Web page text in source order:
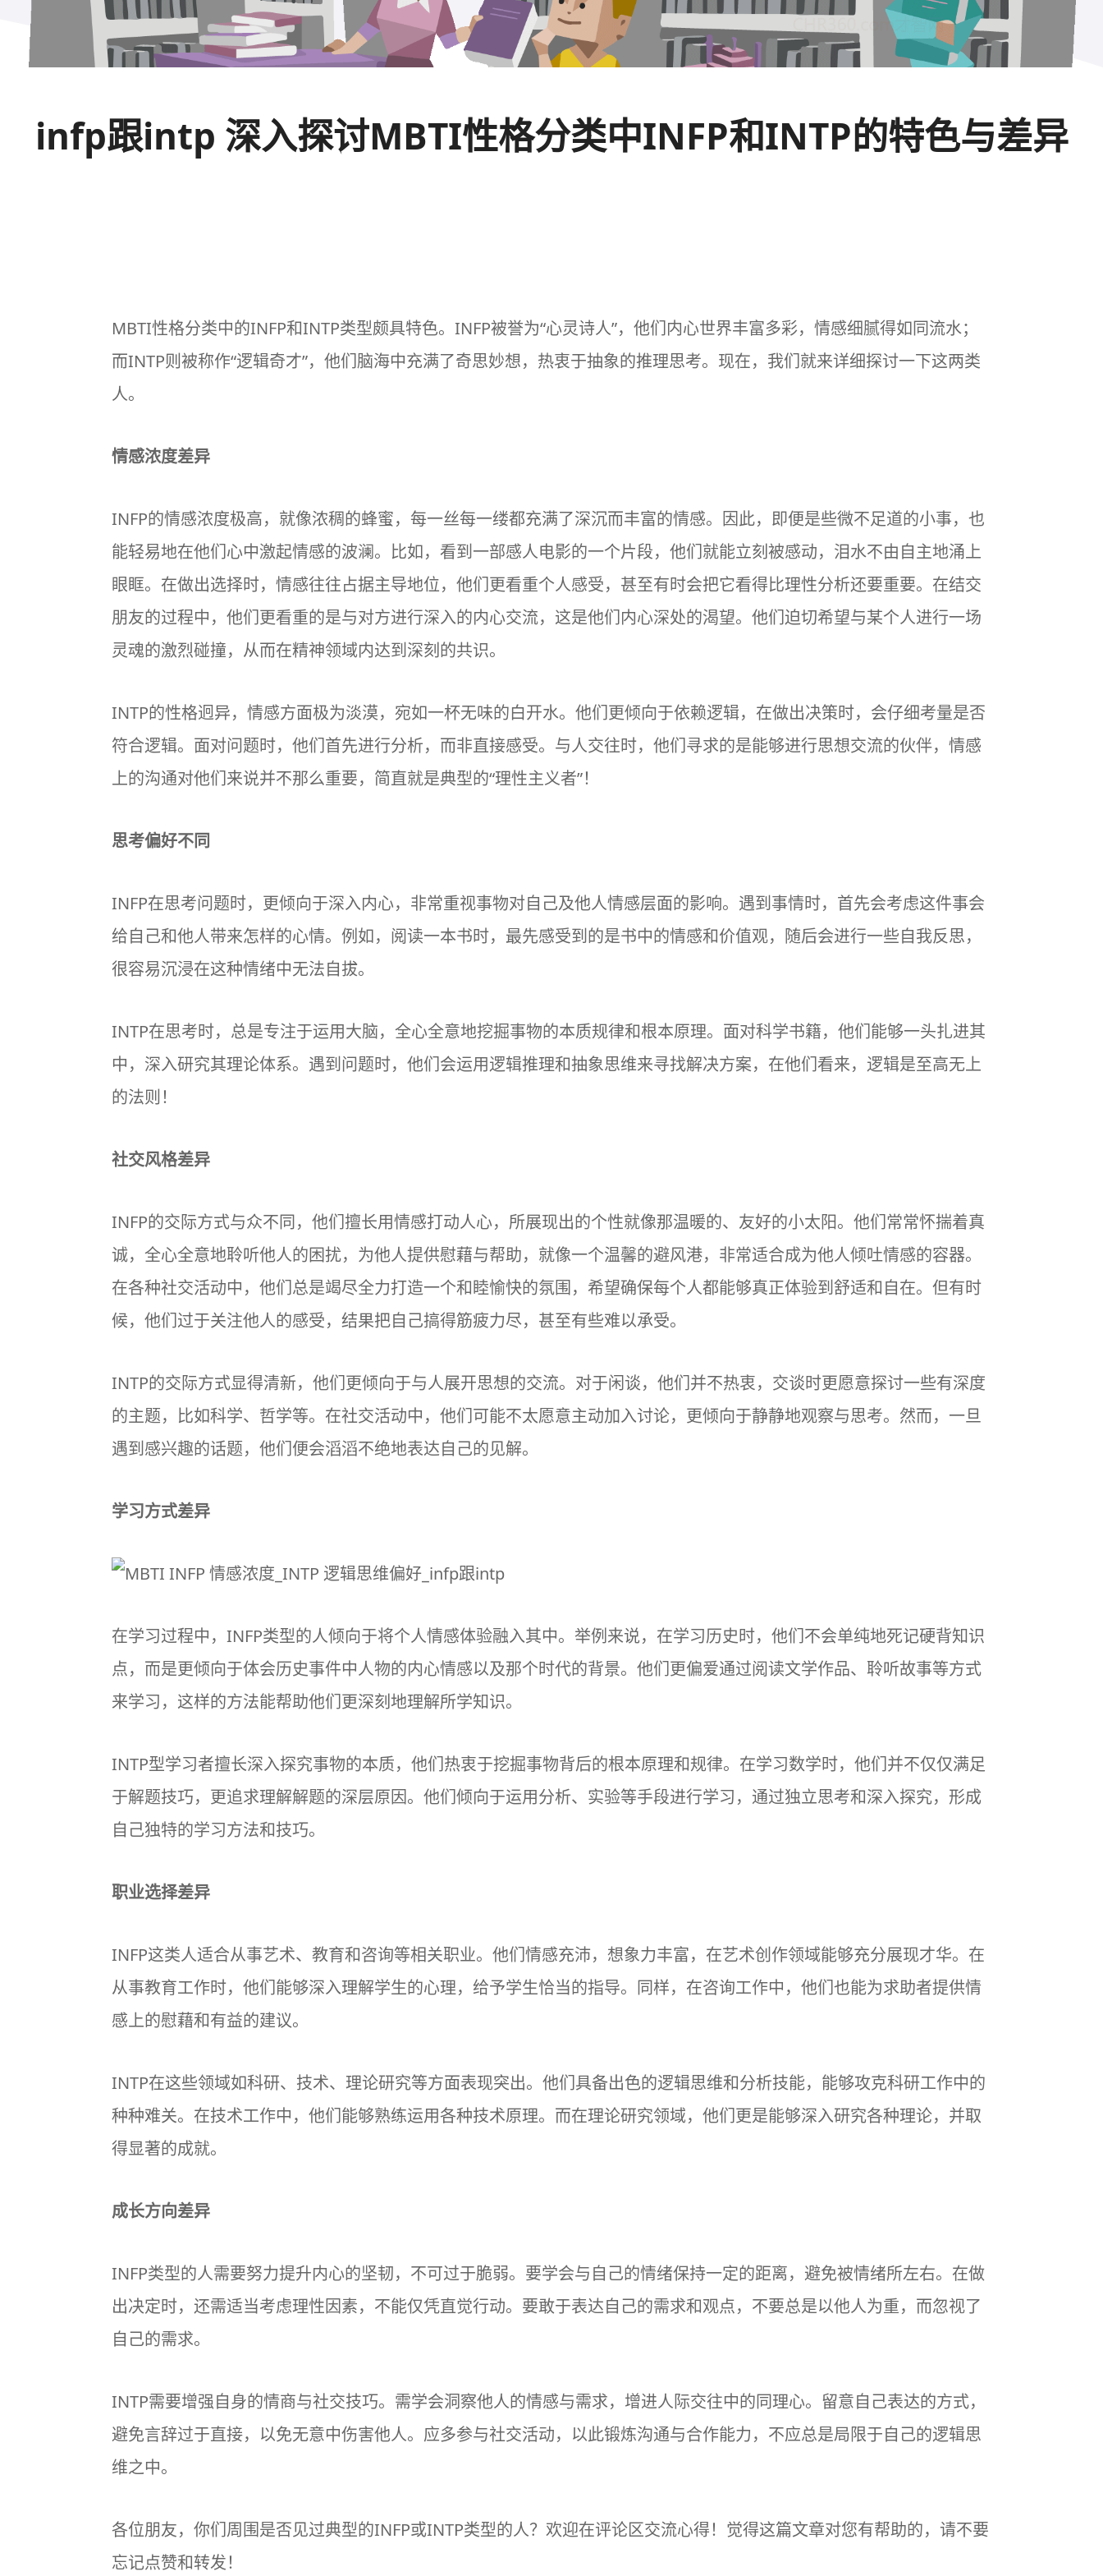
infp跟intp 深入探讨MBTI性格分类中INFP和INTP的特色与差异
MBTI性格分类中的INFP和INTP类型颇具特色。INFP被誉为“心灵诗人”，他们内心世界丰富多彩，情感细腻得如同流水；
而INTP则被称作“逻辑奇才”，他们脑海中充满了奇思妙想，热衷于抽象的推理思考。现在，我们就来详细探讨一下这两类
人。
情感浓度差异
INFP的情感浓度极高，就像浓稠的蜂蜜，每一丝每一缕都充满了深沉而丰富的情感。因此，即便是些微不足道的小事，也
能轻易地在他们心中激起情感的波澜。比如，看到一部感人电影的一个片段，他们就能立刻被感动，泪水不由自主地涌上
眼眶。在做出选择时，情感往往占据主导地位，他们更看重个人感受，甚至有时会把它看得比理性分析还要重要。在结交
朋友的过程中，他们更看重的是与对方进行深入的内心交流，这是他们内心深处的渴望。他们迫切希望与某个人进行一场
灵魂的激烈碰撞，从而在精神领域内达到深刻的共识。
INTP的性格迥异，情感方面极为淡漠，宛如一杯无味的白开水。他们更倾向于依赖逻辑，在做出决策时，会仔细考量是否
符合逻辑。面对问题时，他们首先进行分析，而非直接感受。与人交往时，他们寻求的是能够进行思想交流的伙伴，情感
上的沟通对他们来说并不那么重要，简直就是典型的“理性主义者”！
思考偏好不同
INFP在思考问题时，更倾向于深入内心，非常重视事物对自己及他人情感层面的影响。遇到事情时，首先会考虑这件事会
给自己和他人带来怎样的心情。例如，阅读一本书时，最先感受到的是书中的情感和价值观，随后会进行一些自我反思，
很容易沉浸在这种情绪中无法自拔。
INTP在思考时，总是专注于运用大脑，全心全意地挖掘事物的本质规律和根本原理。面对科学书籍，他们能够一头扎进其
中，深入研究其理论体系。遇到问题时，他们会运用逻辑推理和抽象思维来寻找解决方案，在他们看来，逻辑是至高无上
的法则！
社交风格差异
INFP的交际方式与众不同，他们擅长用情感打动人心，所展现出的个性就像那温暖的、友好的小太阳。他们常常怀揣着真
诚，全心全意地聆听他人的困扰，为他人提供慰藉与帮助，就像一个温馨的避风港，非常适合成为他人倾吐情感的容器。
在各种社交活动中，他们总是竭尽全力打造一个和睦愉快的氛围，希望确保每个人都能够真正体验到舒适和自在。但有时
候，他们过于关注他人的感受，结果把自己搞得筋疲力尽，甚至有些难以承受。
INTP的交际方式显得清新，他们更倾向于与人展开思想的交流。对于闲谈，他们并不热衷，交谈时更愿意探讨一些有深度
的主题，比如科学、哲学等。在社交活动中，他们可能不太愿意主动加入讨论，更倾向于静静地观察与思考。然而，一旦
遇到感兴趣的话题，他们便会滔滔不绝地表达自己的见解。
学习方式差异
在学习过程中，INFP类型的人倾向于将个人情感体验融入其中。举例来说，在学习历史时，他们不会单纯地死记硬背知识
点，而是更倾向于体会历史事件中人物的内心情感以及那个时代的背景。他们更偏爱通过阅读文学作品、聆听故事等方式
来学习，这样的方法能帮助他们更深刻地理解所学知识。
INTP型学习者擅长深入探究事物的本质，他们热衷于挖掘事物背后的根本原理和规律。在学习数学时，他们并不仅仅满足
于解题技巧，更追求理解解题的深层原因。他们倾向于运用分析、实验等手段进行学习，通过独立思考和深入探究，形成
自己独特的学习方法和技巧。
职业选择差异
INFP这类人适合从事艺术、教育和咨询等相关职业。他们情感充沛，想象力丰富，在艺术创作领域能够充分展现才华。在
从事教育工作时，他们能够深入理解学生的心理，给予学生恰当的指导。同样，在咨询工作中，他们也能为求助者提供情
感上的慰藉和有益的建议。
INTP在这些领域如科研、技术、理论研究等方面表现突出。他们具备出色的逻辑思维和分析技能，能够攻克科研工作中的
种种难关。在技术工作中，他们能够熟练运用各种技术原理。而在理论研究领域，他们更是能够深入研究各种理论，并取
得显著的成就。
成长方向差异
INFP类型的人需要努力提升内心的坚韧，不可过于脆弱。要学会与自己的情绪保持一定的距离，避免被情绪所左右。在做
出决定时，还需适当考虑理性因素，不能仅凭直觉行动。要敢于表达自己的需求和观点，不要总是以他人为重，而忽视了
自己的需求。
INTP需要增强自身的情商与社交技巧。需学会洞察他人的情感与需求，增进人际交往中的同理心。留意自己表达的方式，
避免言辞过于直接，以免无意中伤害他人。应多参与社交活动，以此锻炼沟通与合作能力，不应总是局限于自己的逻辑思
维之中。
各位朋友，你们周围是否见过典型的INFP或INTP类型的人？欢迎在评论区交流心得！觉得这篇文章对您有帮助的，请不要
忘记点赞和转发！